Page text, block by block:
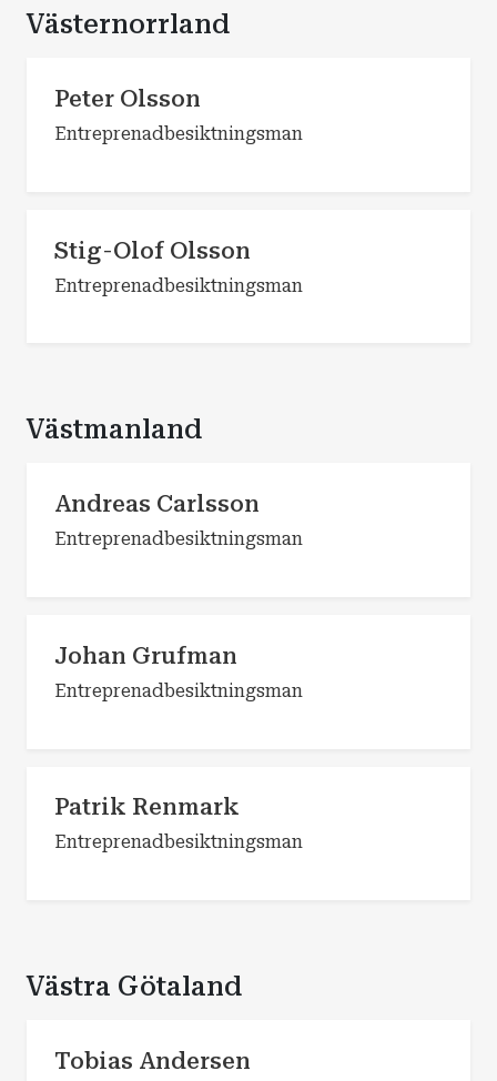
Västernorrland
Peter Olsson
Entreprenadbesiktningsman
Stig-Olof Olsson
Entreprenadbesiktningsman
Västmanland
Andreas Carlsson
Entreprenadbesiktningsman
Johan Grufman
Entreprenadbesiktningsman
Patrik Renmark
Entreprenadbesiktningsman
Västra Götaland
Tobias Andersen